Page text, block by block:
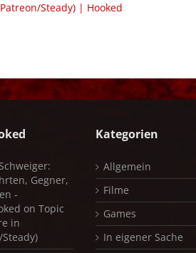
Steady) | Hooked
Gegner,
-
on Topic
in
Kategorien
Allgemein
Filme
Games
In eigener Sache